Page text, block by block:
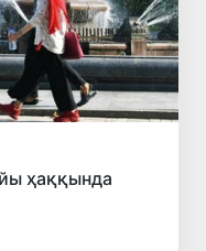
ҳаққында